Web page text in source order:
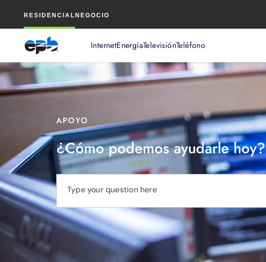
RESIDENCIAL NEGOCIO
InternetEnergíaTelevisiónTeléfono
principal
APOYO
¿Cómo podemos ayudarle hoy?
Type your question here